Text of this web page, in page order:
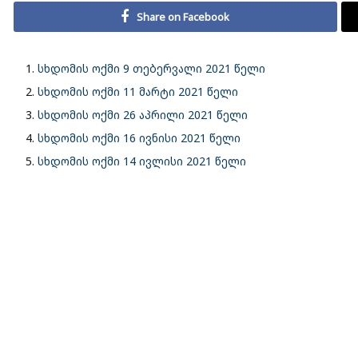
Share on Facebook
სხდომის ოქმი 9 თებერვალი 2021 წელი
სხდომის ოქმი 11 მარტი 2021 წელი
სხდომის ოქმი 26 აპრილი 2021 წელი
სხდომის ოქმი 16 ივნისი 2021 წელი
სხდომის ოქმი 14 ივლისი 2021 წელი